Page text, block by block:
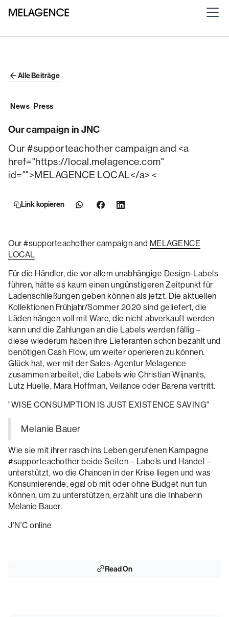
Alle Beiträge
News Press
Our campaign in JNC
Our #supporteachother campaign and <a
href="https://local.melagence.com"
id="">MELAGENCE LOCAL</a> <
Link kopieren
Our #supporteachother campaign and MELAGENCE
LOCAL
Für die Händler, die vor allem unabhängige Design-Labels
führen, hätte es kaum einen ungünstigeren Zeitpunkt für
Ladenschließungen geben können als jetzt. Die aktuellen
Kollektionen Frühjahr/Sommer 2020 sind geliefert, die
Läden hängen voll mit Ware, die nicht abverkauft werden
kann und die Zahlungen an die Labels werden fällig –
diese wiederum haben ihre Lieferanten schon bezahlt und
benötigen Cash Flow, um weiter operieren zu können.
Glück hat, wer mit der Sales-Agentur Melagence
zusammen arbeitet, die Labels wie Christian Wijnants,
Lutz Huelle, Mara Hoffman, Veilance oder Barena vertritt.
"WISE CONSUMPTION IS JUST EXISTENCE SAVING"
Melanie Bauer
Wie sie mit ihrer rasch ins Leben gerufenen Kampagne
#supporteachother beide Seiten – Labels und Handel –
unterstützt, wo die Chancen in der Krise liegen und was
Konsumierende, egal ob mit oder ohne Budget nun tun
können, um zu unterstützen, erzählt uns die Inhaberin
Melanie Bauer.
J'N'C online
Read On